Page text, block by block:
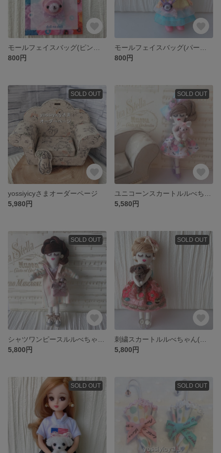
800円
800円
SOLD OUT
yossiyicyさまオーダーページ
5,980円
SOLD OUT
5,580円
SOLD OUT
5,800円
SOLD OUT
5,800円
SOLD OUT SOLD OUT